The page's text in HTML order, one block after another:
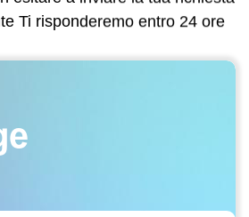
Ti risponderemo entro 24 ore